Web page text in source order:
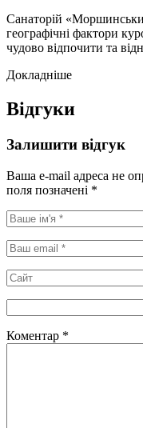
Санаторій
географічні фактори
чудово відпочити та
Докладніше
Відгуки
Залишити відгук
Ваша e-mail адреса не
поля позначені *
Коментар *